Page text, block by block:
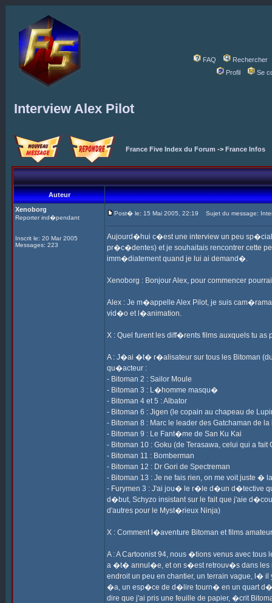
FAQ
Rechercher
Profil
Se
Interview Alex Pilot
France Five Index du Forum -> France Infos
Auteur
Xenoborg
Reporter ind�pendant
Inscrit le: 20 Mar 2005
Messages: 223
Post� le: 15 Mai 2005, 22:19 Sujet du message:
Aujourd�hui c�est une interview un peu
pr�c�dentes) et je souhaitais rencontrer cette
imm�diatement quand je lui ai demand�.
Xenoborg : Bonjour Alex, pour commencer
Alex : Je m�appelle Alex Pilot, je suis
vid�o et l�animation.
X : Quel furent les diff�rents films auxquels tu
A : J�ai �t� r�alisateur sur tous les Bitoman
qu�acteur :
- Bitoman 2 : Sailor Moule
- Bitoman 3 : L�homme masqu�
- Bitoman 4 et 5 : Albator
- Bitoman 6 : Jigen (le copain au chapeau de
- Bitoman 8 : Marc le leader des Gatchaman de
- Bitoman 9 : Le Fant�me de San Ku Kai
- Bitoman 10 : Goku (de Terasawa, celui qui a fait
- Bitoman 11 : Bomberman
- Bitoman 12 : Dr Gori de Spectreman
- Bitoman 13 : Je ne fais rien, on me voit juste
- Furymen 3 : J'ai jou� le r�le d�un d�tective
d�but, Schyzo insistant sur le fait que j'aie
d'autres pour le Myst�rieux Ninja)
X : Comment l�aventure Bitoman et films
A : A Cartoonist 94, nous �tions venus avec tous
a �t� annul�e, et on s�est retrouv�s dans les
endroit un peu en chantier, un terrain vague, l�
�a, un esp�ce de d�lire tourn� en un quart
dire que j'ai pris une feuille de papier, �crit